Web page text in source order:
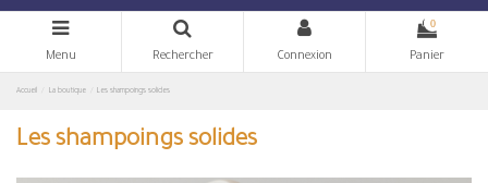
Menu Rechercher Connexion
0
Panier
Accueil La boutique Les shampoings solides
Les shampoings solides